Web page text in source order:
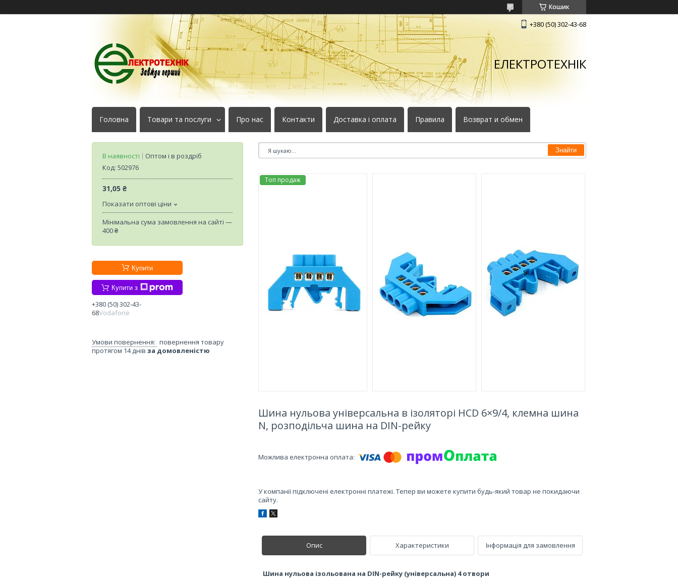
Кошик
+380 (50) 302-43-68
ЕЛЕКТРОТЕХНІК
Головна Товари та послуги Про нас Контакти Доставка і оплата Правила Возврат и обмен
Знайти
Топ продаж
Шина нульова універсальна в ізоляторі HCD 6×9/4, клемна шина
N, розподільча шина на DIN-рейку
У компанії підключені електронні платежі. Тепер ви можете купити будь-який товар не покидаючи
сайту.
Опис Характеристики Інформація для замовлення
Шина нульова ізольована на DIN-рейку (універсальна) 4 отвори
В наявності
Оптом і в роздріб
Код: 502976
31,05 ₴
Показати оптові ціни
Мінімальна сума замовлення на сайті —
400 ₴
Купити
Купити з
+380 (50) 302-43-
68Vodafone
повернення товару
протягом 14 днів за домовленістю